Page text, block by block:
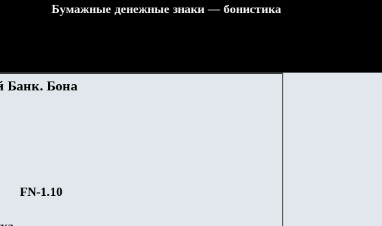
Бумажные денежные знаки — бонистика
Банк. Бона
FN-1.10